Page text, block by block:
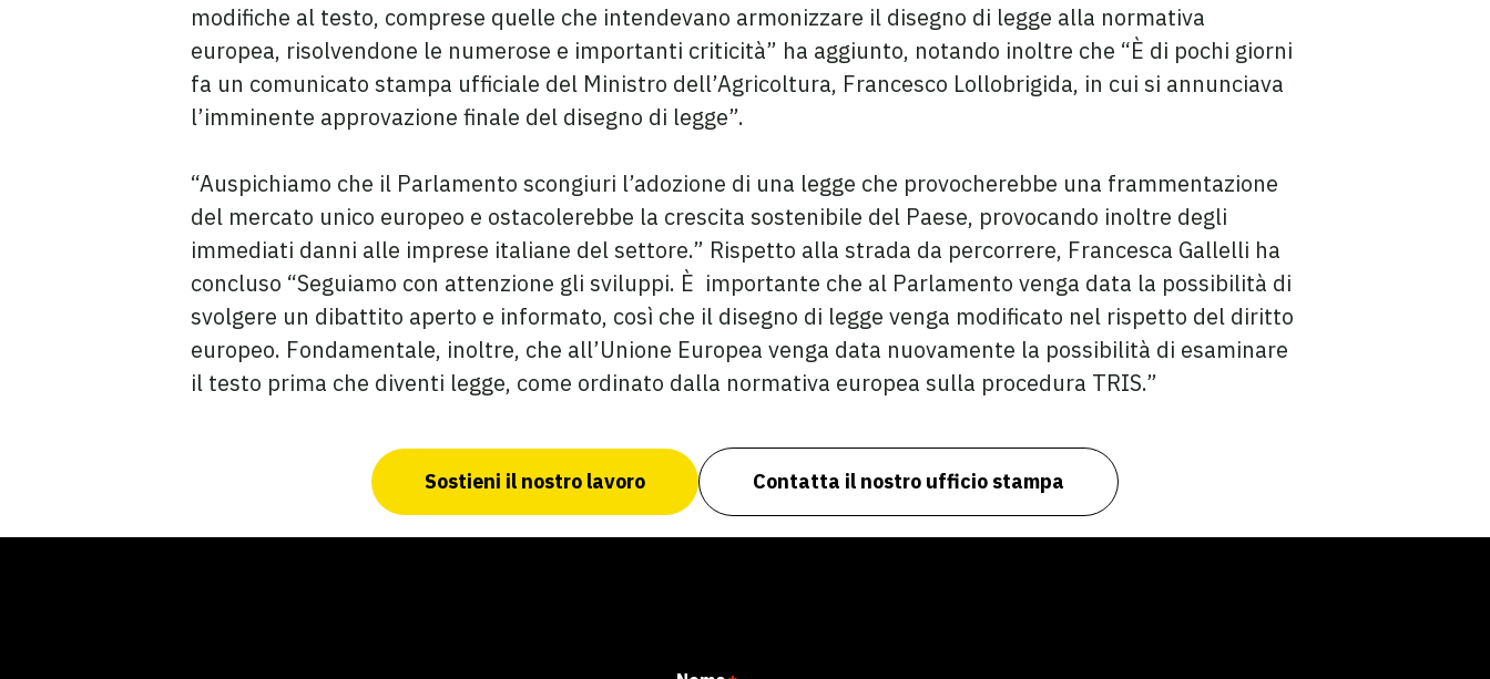
modifiche al testo, comprese quelle che intendevano armonizzare il disegno di legge alla normativa
europea, risolvendone le numerose e importanti criticità” ha aggiunto, notando inoltre che “È di pochi giorni
fa un comunicato stampa ufficiale del Ministro dell’Agricoltura, Francesco Lollobrigida, in cui si annunciava
l’imminente approvazione finale del disegno di legge”.
“Auspichiamo che il Parlamento scongiuri l’adozione di una legge che provocherebbe una frammentazione
del mercato unico europeo e ostacolerebbe la crescita sostenibile del Paese, provocando inoltre degli
immediati danni alle imprese italiane del settore.” Rispetto alla strada da percorrere, Francesca Gallelli ha
concluso “Seguiamo con attenzione gli sviluppi. È importante che al Parlamento venga data la possibilità di
svolgere un dibattito aperto e informato, così che il disegno di legge venga modificato nel rispetto del diritto
europeo. Fondamentale, inoltre, che all’Unione Europea venga data nuovamente la possibilità di esaminare
il testo prima che diventi legge, come ordinato dalla normativa europea sulla procedura TRIS.”
Sostieni il nostro lavoro Contatta il nostro ufficio stampa